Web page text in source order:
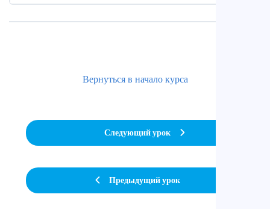
Предыдущий урок
Вернуться в начало курса
Следующий урок